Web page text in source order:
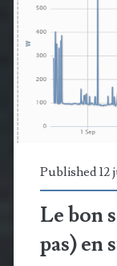
Published 12
Le bon
pas) en